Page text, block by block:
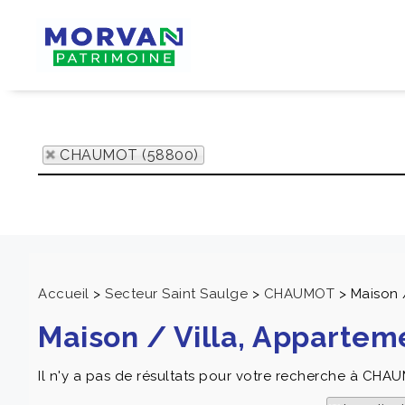
CHAUMOT (58800)
Accueil > Secteur Saint Saulge > CHAUMOT > Maison
Maison / Villa,
Il n'y a pas de résultats pour votre recherche à